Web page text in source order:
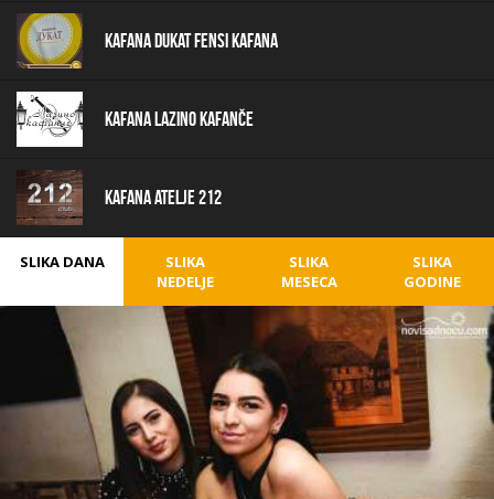
Kafana Dukat Fensi Kafana
Kafana Lazino Kafanče
Kafana Atelje 212
SLIKA DANA
SLIKA
NEDELJE
SLIKA
MESECA
SLIKA
GODINE